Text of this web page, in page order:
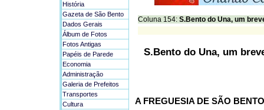
História
Gazeta de São Bento
Dados Gerais
Álbum de Fotos
Fotos Antigas
Papéis de Parede
Economia
Administração
Galeria de Prefeitos
Transportes
Cultura
Coluna 154: S.Bento do Una, um
S.Bento do Una, um
A FREGUESIA DE SÃO